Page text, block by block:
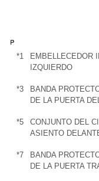
*1
EMBELLECEDOR
IZQUIERDO
*3
BANDA
DE LA PUERTA
*5
CONJUNTO DEL
ASIENTO
*7
BANDA
DE LA PUERTA